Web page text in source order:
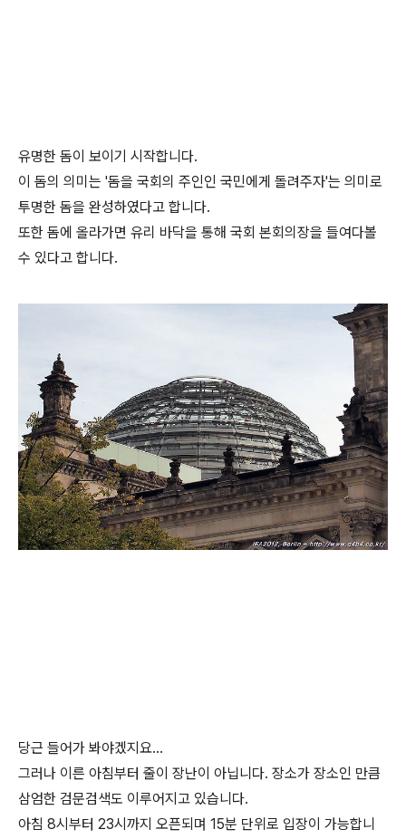
유명한 돔이 보이기 시작합니다.
이 돔의 의미는 '돔을 국회의 주인인 국민에게 돌려주자'는 의미로
투명한 돔을 완성하였다고 합니다.
또한 돔에 올라가면 유리 바닥을 통해 국회 본회의장을 들여다볼
수 있다고 합니다.
당근 들어가 봐야겠지요...
그러나 이른 아침부터 줄이 장난이 아닙니다. 장소가 장소인 만큼
삼엄한 검문검색도 이루어지고 있습니다.
아침 8시부터 23시까지 오픈되며 15분 단위로 입장이 가능합니